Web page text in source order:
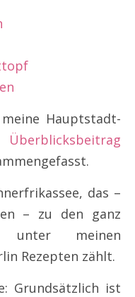
Hauptstadt-
das –
– zu den ganz
unter meinen
Rezepten zählt.
Grundsätzlich ist